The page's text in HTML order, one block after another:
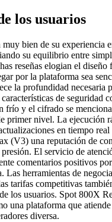
los usuarios
muy bien de su experiencia
su equilibrio entre
reseñas elogian el diseño
por la plataforma sea
la profundidad necesaria
de seguridad
frío y el cifrado se
primer nivel. La ejecución
en tiempo
(V3) una reputación de
presión. El servicio de
comentarios positivos
Las herramientas de
tarifas competitivas
los usuarios. Spot 800X
una plataforma que atiende
diversa.